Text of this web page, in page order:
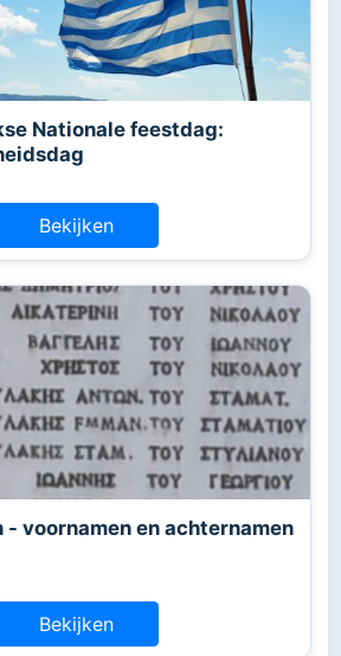
Nationale feestdag:
Bekijken
- voornamen en achternamen
Bekijken